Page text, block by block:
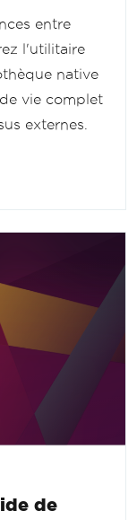
entre
l'utilitaire
native
vie complet
externes.
de